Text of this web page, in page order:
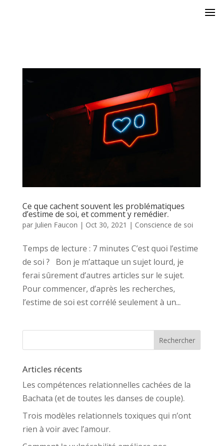
Ce que cachent souvent les problématiques
d’estime de soi, et comment y remédier.
par Julien Faucon | Oct 30, 2021 | Conscience de soi
Temps de lecture : 7 minutes C’est quoi l’estime
de soi ? Bon je m’attaque un sujet lourd, je
ferai sûrement d’autres articles sur le sujet.
Pour commencer, d’après les recherches,
l’estime de soi est corrélé seulement à un...
Articles récents
Les compétences relationnelles cachées de la
Bachata (et de toutes les danses de couple).
Trois modèles relationnels toxiques qui n’ont
rien à voir avec l’amour.